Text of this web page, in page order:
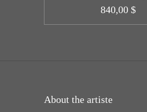
840,00 $
About the artiste